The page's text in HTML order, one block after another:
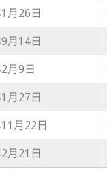
月26日
月14日
月9日
月27日
月22日
月21日